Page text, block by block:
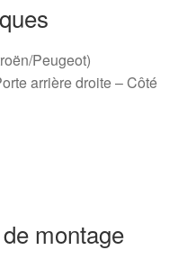
Peugeot)
arrière droite – Côté
montage